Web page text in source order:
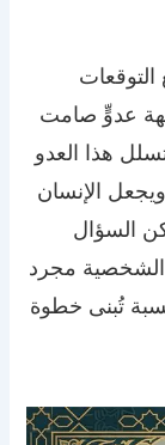
عدوٍّ صامت
هذا العدو
الإنسان
السؤال
مجرد
تُبنى خطوة